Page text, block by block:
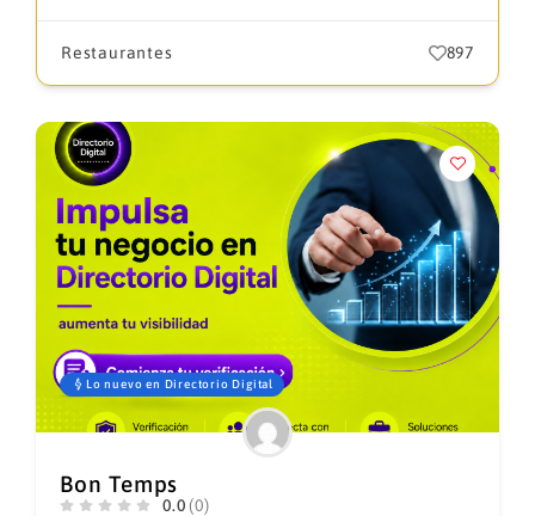
Restaurantes 897
Lo nuevo en Directorio Digital
Bon Temps
0.0 (0)